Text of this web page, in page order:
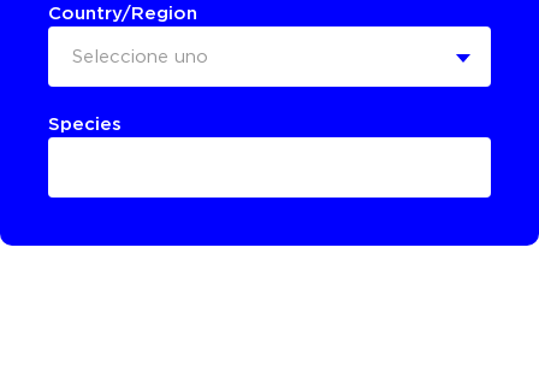
Country/Region
Seleccione uno
Species